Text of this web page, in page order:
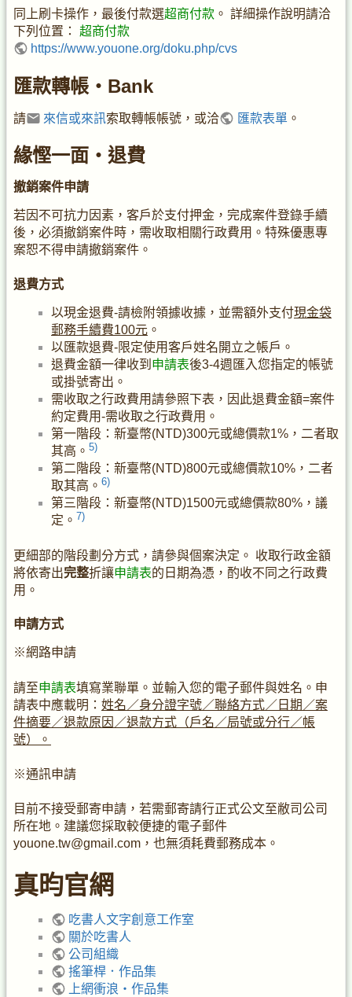
同上刷卡操作，最後付款選超商付款 。 詳細操作說明請洽
下列位置： 超商付款
https://www.youone.org/doku.php/cvs
匯款轉帳・Bank
請 來信或來訊索取轉帳帳號，或洽 匯款表單。
緣慳一面・退費
撤銷案件申請
若因不可抗力因素，客戶於支付押金，完成案件登錄手續
後，必須撤銷案件時，需收取相關行政費用。特殊優惠專
案恕不得申請撤銷案件。
退費方式
以現金退費-請檢附領據收據，並需額外支付現金袋
郵務手續費100元 。
以匯款退費-限定使用客戶姓名開立之帳戶。
退費金額一律收到 申請表後3-4週匯入您指定的帳號
或掛號寄出。
需收取之行政費用請參照下表，因此退費金額=案件
約定費用-需收取之行政費用。
第一階段：新臺幣(NTD)300元或總價款1%，二者取
其高。 5)
第二階段：新臺幣(NTD)800元或總價款10%，二者
取其高。 6)
第三階段：新臺幣(NTD)1500元或總價款80%，議
定。 7)
更細部的階段劃分方式，請參與個案決定。 收取行政金額
將依寄出完整折讓申請表的日期為憑，酌收不同之行政費
用。
申請方式
※網路申請
請至申請表填寫業聯單。並輸入您的電子郵件與姓名。申
請表中應載明： 姓名／身分證字號／聯絡方式／日期／案
件摘要／退款原因／退款方式（戶名／局號或分行／帳
號）。
※通訊申請
目前不接受郵寄申請，若需郵寄請行正式公文至敝司公司
所在地。建議您採取較便捷的電子郵件
youone.tw@gmail.com，也無須耗費郵務成本。
真昀官網
吃書人文字創意工作室
關於吃書人
公司組織
搖筆桿．作品集
上網衝浪・作品集